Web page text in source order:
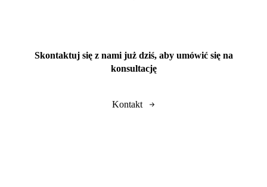
Skontaktuj się z nami już dziś, aby umówić się na
konsultację
Kontakt